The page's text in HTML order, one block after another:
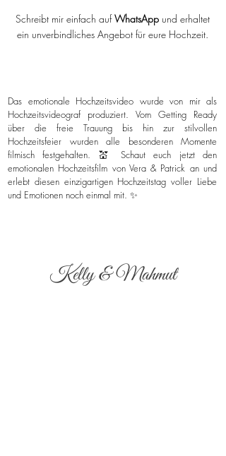
Schreibt mir einfach aufWhatsAppund erhaltet
ein unverbindliches Angebot für eure Hochzeit.
Das emotionale Hochzeitsvideo wurde von mir als
Hochzeitsvideograf produziert. Vom Getting Ready
über die freie Trauung bis hin zur stilvollen
Hochzeitsfeier wurden alle besonderen Momente
filmisch festgehalten. 💒 Schaut euch jetzt den
emotionalen Hochzeitsfilm von Vera & Patrick an und
erlebt diesen einzigartigen Hochzeitstag voller Liebe
und Emotionen noch einmal mit. ✨
Kelly & Mahmut